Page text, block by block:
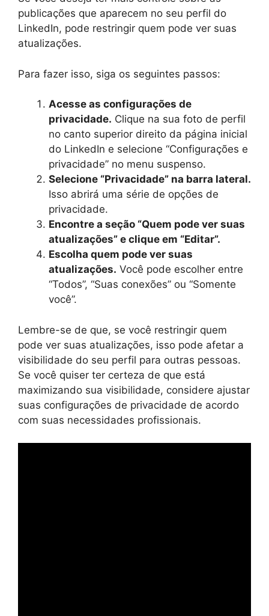
publicações que aparecem no seu perfil do
LinkedIn, pode restringir quem pode ver suas
atualizações.
Para fazer isso, siga os seguintes passos:
Acesse as configurações de
privacidade. Clique na sua foto de perfil
no canto superior direito da página inicial
do LinkedIn e selecione “Configurações e
privacidade” no menu suspenso.
Selecione “Privacidade” na barra lateral.
Isso abrirá uma série de opções de
privacidade.
Encontre a seção “Quem pode ver suas
atualizações” e clique em “Editar”.
Escolha quem pode ver suas
atualizações. Você pode escolher entre
“Todos”, “Suas conexões” ou “Somente
você”.
Lembre-se de que, se você restringir quem
pode ver suas atualizações, isso pode afetar a
visibilidade do seu perfil para outras pessoas.
Se você quiser ter certeza de que está
maximizando sua visibilidade, considere ajustar
suas configurações de privacidade de acordo
com suas necessidades profissionais.